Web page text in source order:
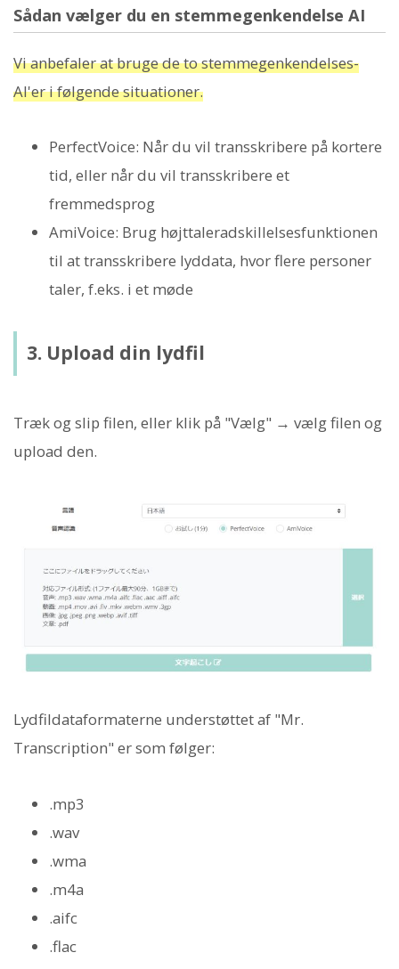
Sådan vælger du en stemmegenkendelse AI
Vi anbefaler at bruge de to stemmegenkendelses-
AI'er i følgende situationer.
PerfectVoice: Når du vil transskribere på kortere
tid, eller når du vil transskribere et
fremmedsprog
AmiVoice: Brug højttaleradskillelsesfunktionen
til at transskribere lyddata, hvor flere personer
taler, f.eks. i et møde
3. Upload din lydfil
Træk og slip filen, eller klik på "Vælg" → vælg filen og
upload den.
Lydfildataformaterne understøttet af "Mr.
Transcription" er som følger:
.mp3
.wav
.wma
.m4a
.aifc
.flac